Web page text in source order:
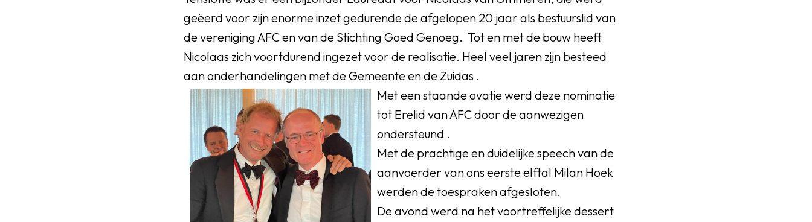
geëerd voor zijn enorme inzet gedurende de afgelopen 20 jaar als bestuurslid van
de vereniging AFC en van de Stichting Goed Genoeg. Tot en met de bouw heeft
Nicolaas zich voortdurend ingezet voor de realisatie. Heel veel jaren zijn besteed
aan onderhandelingen met de Gemeente en de Zuidas .
Met een staande ovatie werd deze nominatie
tot Erelid van AFC door de aanwezigen
ondersteund .
Met de prachtige en duidelijke speech van de
aanvoerder van ons eerste elftal Milan Hoek
werden de toespraken afgesloten.
De avond werd na het voortreffelijke dessert